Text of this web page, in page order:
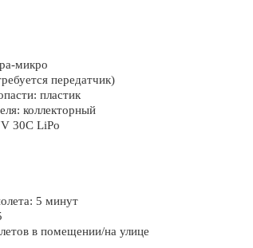
микро
передатчик)
пластик
коллекторный
30C LiPo
5 минут
в помещении/на улице